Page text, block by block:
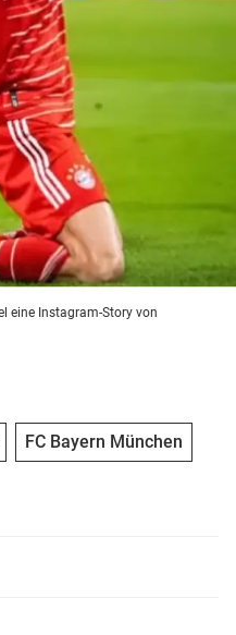
eine Instagram-Story von
FC Bayern München